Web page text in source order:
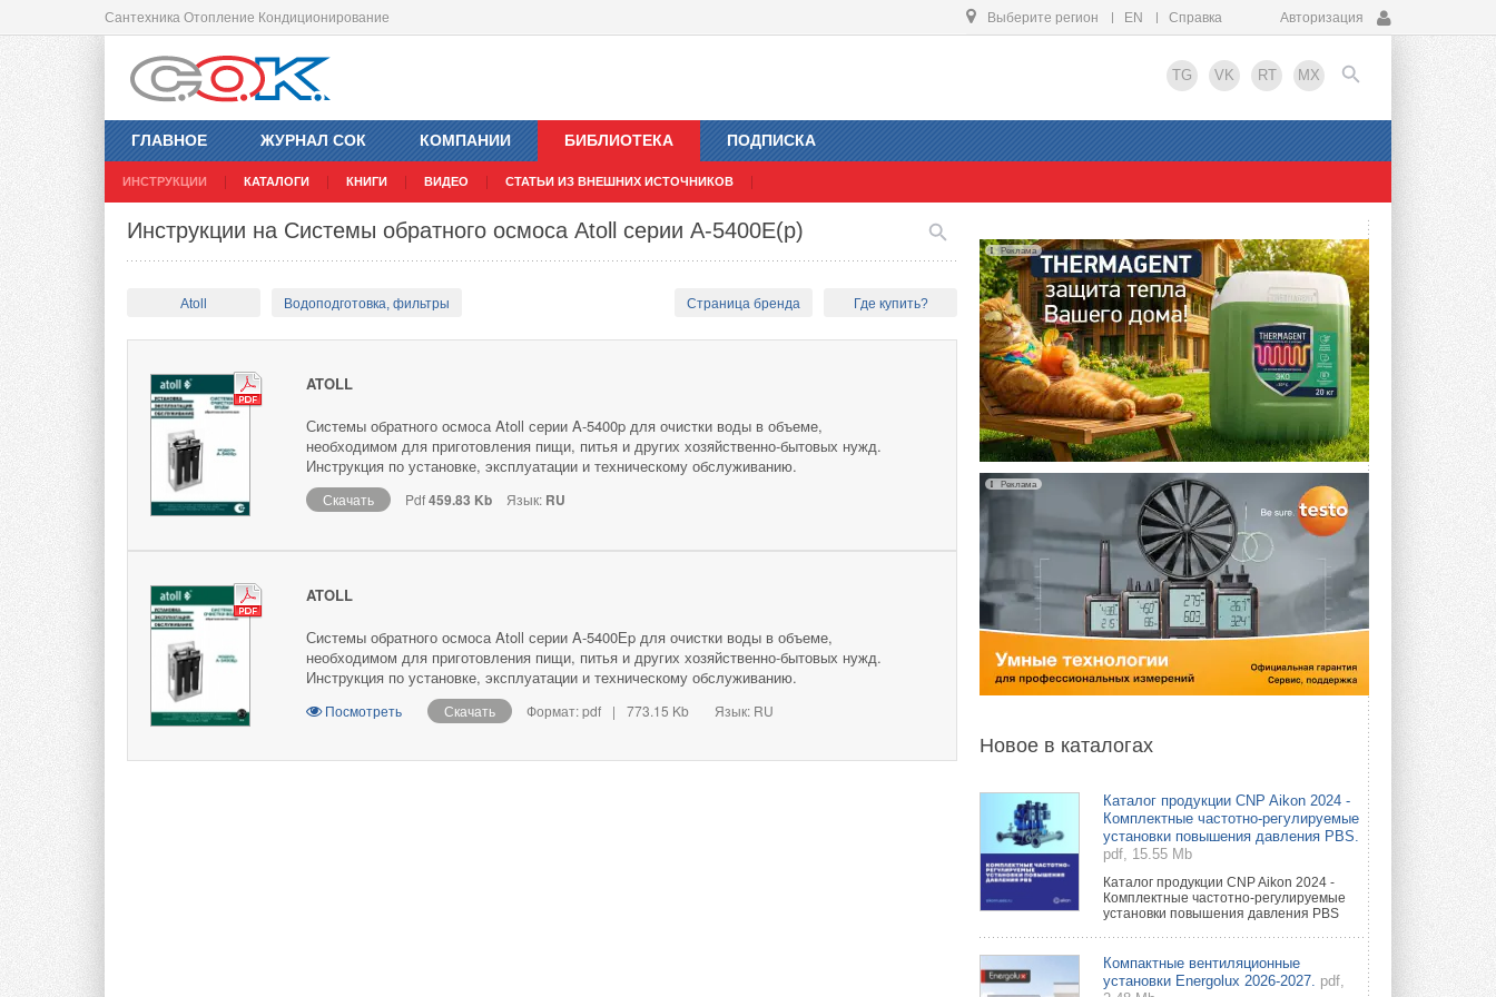
Сантехника Отопление Кондиционирование Выберите регион EN Справка Авторизация
TG VK RT MX
ГЛАВНОЕ ЖУРНАЛ СОК КОМПАНИИ БИБЛИОТЕКА
ИНСТРУКЦИИ КАТАЛОГИ КНИГИ ВИДЕО СТАТЬИ ИЗ ВНЕШНИХ ИСТОЧНИКОВ
ПОДПИСКА
EN
Инструкции на Системы обратного осмоса Atoll серии A-5400Е(p)
Atoll Водоподготовка, фильтры Страница бренда Где купить?
ATOLL
Системы обратного осмоса Atoll серии A-5400p для очистки воды в объеме,
необходимом для приготовления пищи, питья и других хозяйственно-бытовых нужд.
Инструкция по установке, эксплуатации и техническому обслуживанию.
Скачать Pdf459.83 Kb Язык: RU
ATOLL
Системы обратного осмоса Atoll серии A-5400Еp для очистки воды в объеме,
необходимом для приготовления пищи, питья и других хозяйственно-бытовых нужд.
Инструкция по установке, эксплуатации и техническому обслуживанию.
Посмотреть Скачать Формат: pdf | 773.15 Kb Язык: RU
Реклама
Реклама
Новое в каталогах
Каталог продукции CNP Aikon 2024 -
Комплектные частотно-регулируемые
установки повышения давления PBS.
pdf, 15.55 Mb
Каталог продукции CNP Aikon 2024 -
Комплектные частотно-регулируемые
установки повышения давления PBS
Компактные вентиляционные
установки Energolux 2026-2027. pdf,